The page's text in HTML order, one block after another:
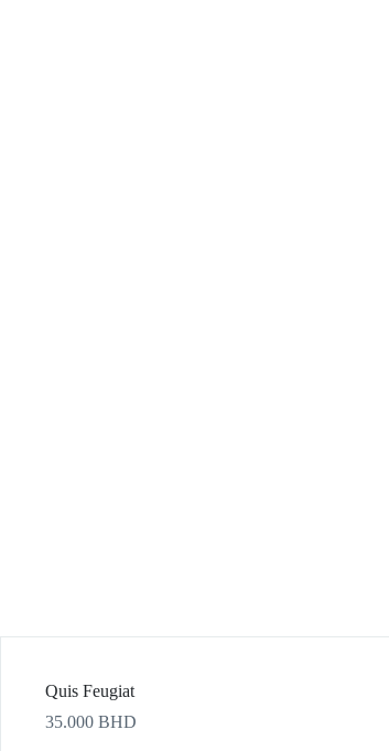
Quis Feugiat
35.000 BHD